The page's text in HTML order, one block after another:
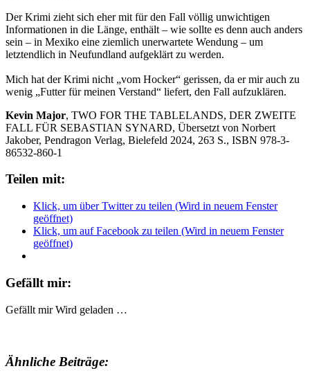
Der Krimi zieht sich eher mit für den Fall völlig unwichtigen
Informationen in die Länge, enthält – wie sollte es denn auch anders
sein – in Mexiko eine ziemlich unerwartete Wendung – um
letztendlich in Neufundland aufgeklärt zu werden.
Mich hat der Krimi nicht „vom Hocker“ gerissen, da er mir auch zu
wenig „Futter für meinen Verstand“ liefert, den Fall aufzuklären.
Kevin Major, TWO FOR THE TABLELANDS, DER ZWEITE
FALL FÜR SEBASTIAN SYNARD, Übersetzt von Norbert
Jakober, Pendragon Verlag, Bielefeld 2024, 263 S., ISBN 978-3-
86532-860-1
Teilen mit:
Klick, um über Twitter zu teilen (Wird in neuem Fenster
geöffnet)
Klick, um auf Facebook zu teilen (Wird in neuem Fenster
geöffnet)
Gefällt mir:
Gefällt mir Wird geladen …
Ähnliche Beiträge: